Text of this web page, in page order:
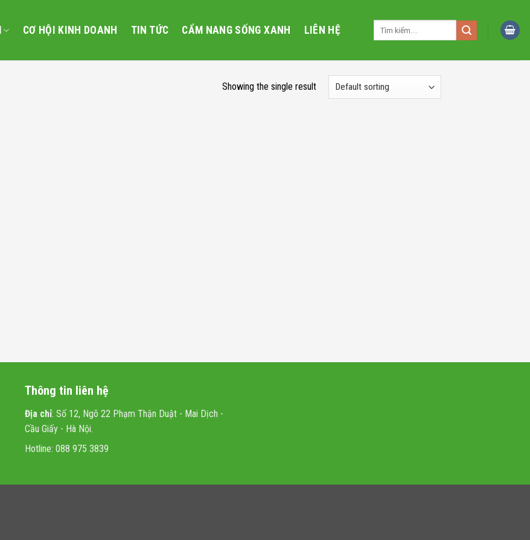
CƠ HỘI KINH DOANH TIN TỨC CẨM NANG SỐNG XANH LIÊN HỆ
Showing the single result
Thông tin liên hệ
Địa chỉ: Số 12, Ngõ 22 Phạm Thận Duật - Mai Dịch -
Cầu Giấy - Hà Nội.
Hotline: 088 975 3839